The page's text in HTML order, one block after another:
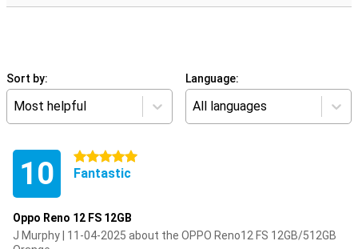
Sort by:
Most helpful
Language:
All languages
10 5 stars
Fantastic
Oppo Reno 12 FS 12GB
J Murphy | 11-04-2025 about the OPPO Reno12 FS 12GB/512GB